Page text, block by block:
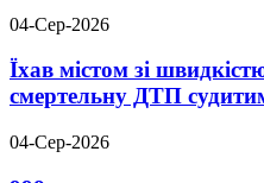
04-Сер-2026
Їхав містом зі
смертельну ДТП
04-Сер-2026